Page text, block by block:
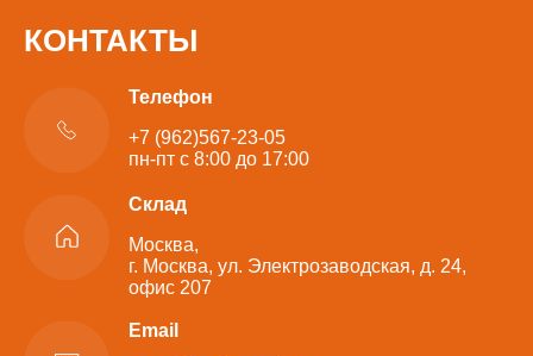
КОНТАКТЫ
Телефон
+7 (962)567-23-05
пн-пт с 8:00 до 17:00
Склад
Москва,
г. Москва, ул. Электрозаводская, д. 24,
офис 207
Email